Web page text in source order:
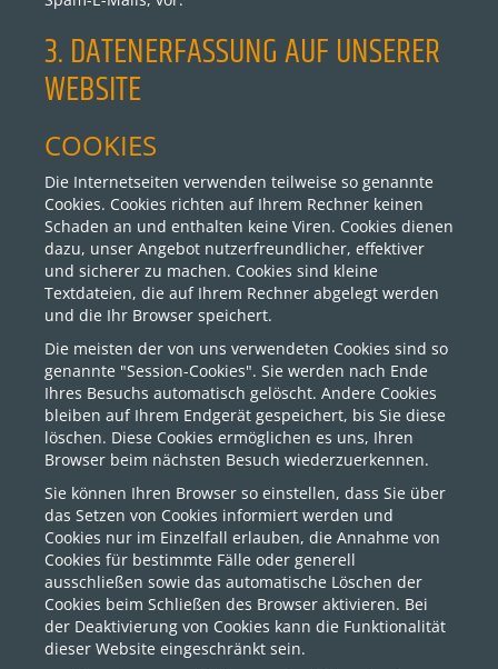
3. DATENERFASSUNG AUF UNSERER
WEBSITE
COOKIES
Die Internetseiten verwenden teilweise so genannte
Cookies. Cookies richten auf Ihrem Rechner keinen
Schaden an und enthalten keine Viren. Cookies dienen
dazu, unser Angebot nutzerfreundlicher, effektiver
und sicherer zu machen. Cookies sind kleine
Textdateien, die auf Ihrem Rechner abgelegt werden
und die Ihr Browser speichert.
Die meisten der von uns verwendeten Cookies sind so
genannte "Session-Cookies". Sie werden nach Ende
Ihres Besuchs automatisch gelöscht. Andere Cookies
bleiben auf Ihrem Endgerät gespeichert, bis Sie diese
löschen. Diese Cookies ermöglichen es uns, Ihren
Browser beim nächsten Besuch wiederzuerkennen.
Sie können Ihren Browser so einstellen, dass Sie über
das Setzen von Cookies informiert werden und
Cookies nur im Einzelfall erlauben, die Annahme von
Cookies für bestimmte Fälle oder generell
ausschließen sowie das automatische Löschen der
Cookies beim Schließen des Browser aktivieren. Bei
der Deaktivierung von Cookies kann die Funktionalität
dieser Website eingeschränkt sein.